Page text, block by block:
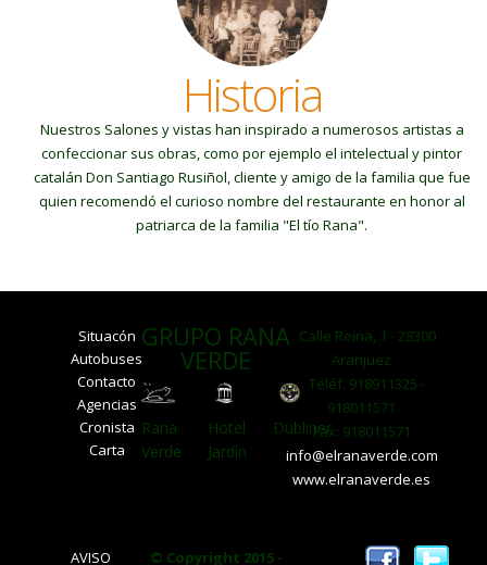
Historia
Nuestros Salones y vistas han inspirado a numerosos artistas a
confeccionar sus obras, como por ejemplo el intelectual y pintor
catalán Don Santiago Rusiñol, cliente y amigo de la familia que fue
quien recomendó el curioso nombre del restaurante en honor al
patriarca de la familia "El tío Rana".
Situacón
Autobuses
Contacto
Agencias
Cronista
Carta
GRUPO RANA
VERDE
Rana
Verde
Hotel
Jardín
Dubliner
Calle Reina, 1 - 28300
Aranjuez
Teléf. 918911325 -
918011571
Fax: 918011571
info@elranaverde.com
www.elranaverde.es
AVISO © Copyright 2015 -